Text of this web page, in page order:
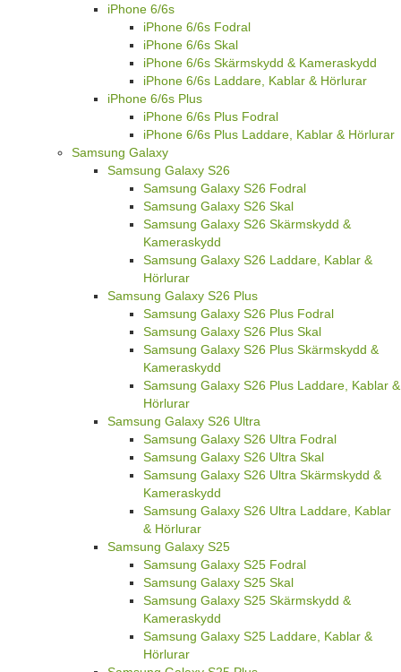
iPhone 6/6s
iPhone 6/6s Fodral
iPhone 6/6s Skal
iPhone 6/6s Skärmskydd & Kameraskydd
iPhone 6/6s Laddare, Kablar & Hörlurar
iPhone 6/6s Plus
iPhone 6/6s Plus Fodral
iPhone 6/6s Plus Laddare, Kablar & Hörlurar
Samsung Galaxy
Samsung Galaxy S26
Samsung Galaxy S26 Fodral
Samsung Galaxy S26 Skal
Samsung Galaxy S26 Skärmskydd &
Kameraskydd
Samsung Galaxy S26 Laddare, Kablar &
Hörlurar
Samsung Galaxy S26 Plus
Samsung Galaxy S26 Plus Fodral
Samsung Galaxy S26 Plus Skal
Samsung Galaxy S26 Plus Skärmskydd &
Kameraskydd
Samsung Galaxy S26 Plus Laddare, Kablar &
Hörlurar
Samsung Galaxy S26 Ultra
Samsung Galaxy S26 Ultra Fodral
Samsung Galaxy S26 Ultra Skal
Samsung Galaxy S26 Ultra Skärmskydd &
Kameraskydd
Samsung Galaxy S26 Ultra Laddare, Kablar
& Hörlurar
Samsung Galaxy S25
Samsung Galaxy S25 Fodral
Samsung Galaxy S25 Skal
Samsung Galaxy S25 Skärmskydd &
Kameraskydd
Samsung Galaxy S25 Laddare, Kablar &
Hörlurar